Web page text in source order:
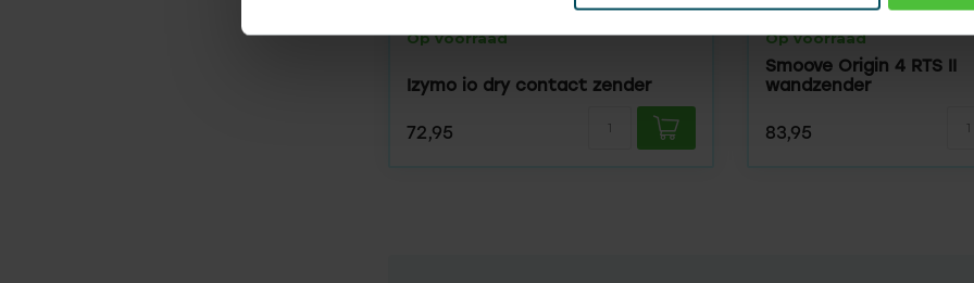
Op voorraad
Izymo io dry contact zender
72,95
Op voorraad
Smoove Origin 4 RTS II
wandzender
83,95